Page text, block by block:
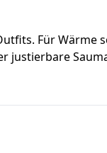
Für Wärme
justierbare